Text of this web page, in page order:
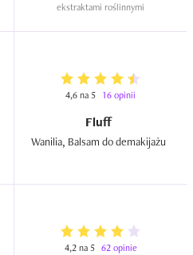
ekstraktami roślinnymi
4,6 na 5 16 opinii
Fluff
4,2 na 5 62 opinie